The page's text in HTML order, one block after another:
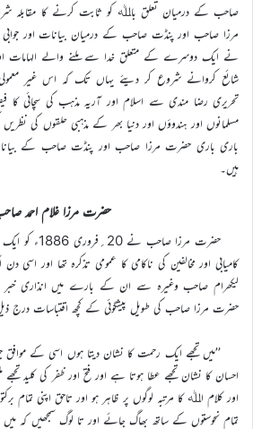
صاحب کے درمیان تعلق باﷲ کو ثابت کرنے کا مقابلہ
مرزا صاحب اور پنڈت صاحب کے درمیان بیانات اور جوابی
نے ایک دوسرے کے متعلق خدا سے ملنے والے الہامات
شائع کروانے شروع کر دیئے یہاں تک کہ اس غیر
تحریری رضا مندی سے اسلام اور آریہ مذہب کی سچائی کا
مسلمانوں اور ہندوؤں اور دنیا بھر کے مذہبی حلقوں کی
باری باری حضرت مرزا صاحب اور پنڈت صاحب کے
ہیں۔
حضرت مرزا غلام احمد
حضرت مرزا صاحب
کامیابی اور مخالفین کی ناکامی کا عمومی تذکرہ تھا اور اسی
لیکھرام صاحب وغیرہ سے ان کے بارے میں انذاری
حضرت مرزا صاحب کی طویل پیشگوئی کے کچھ اقتباسات درج
’’میں تجھے ایک رحمت کا نشان دیتا ہوں اسی کے
احسان کا نشان تجھے عطا ہوتا ہے اور فتح اور ظفر کی کلید
اور کلام اﷲ کا مرتبہ لوگوں پر ظاہر ہو اور تاحق اپنی تمام
تمام نحوستوں کے ساتھ بھاگ جائے اور تا لوگ سمجھیں کہ